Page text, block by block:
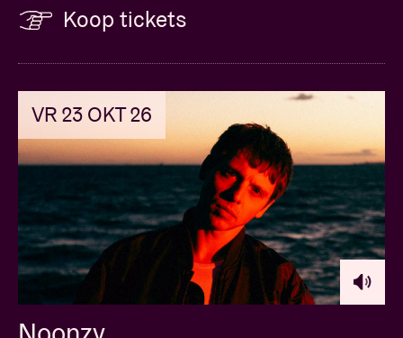
Koop tickets
VR 23 OKT 26